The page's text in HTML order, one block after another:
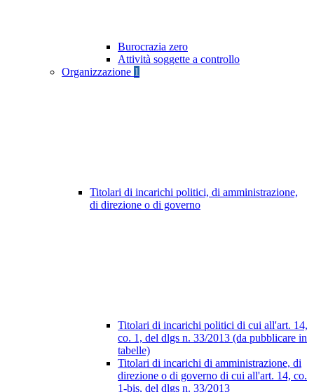
Burocrazia zero
Attività soggette a controllo
Organizzazione 1
Titolari di incarichi politici, di amministrazione,
di direzione o di governo
Titolari di incarichi politici di cui all'art. 14,
co. 1, del dlgs n. 33/2013 (da pubblicare in
tabelle)
Titolari di incarichi di amministrazione, di
direzione o di governo di cui all'art. 14, co.
1-bis, del dlgs n. 33/2013